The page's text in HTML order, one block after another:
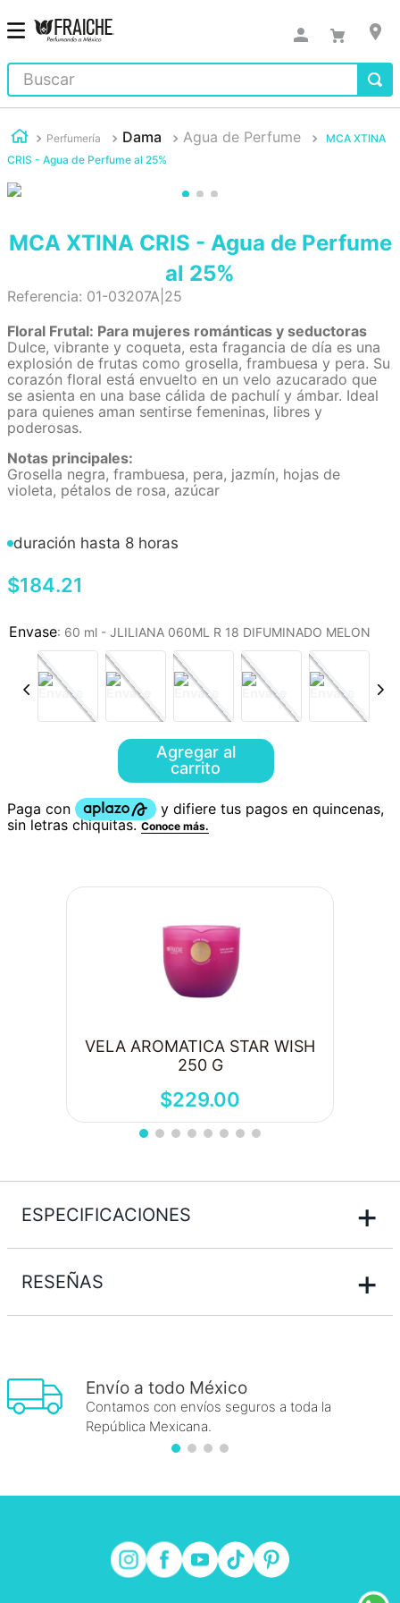
Buscar
Perfumería Dama Agua de Perfume
MCA XTINA
CRIS - Agua de Perfume al 25%
MCA XTINA CRIS - Agua de Perfume
al 25%
Referencia: 01-03207A|25
Floral Frutal: Para mujeres románticas y seductoras
Dulce, vibrante y coqueta, esta fragancia de día es una
explosión de frutas como grosella, frambuesa y pera. Su
corazón floral está envuelto en un velo azucarado que
se asienta en una base cálida de pachulí y ámbar. Ideal
para quienes aman sentirse femeninas, libres y
poderosas.
Notas principales:
Grosella negra, frambuesa, pera, jazmín, hojas de
violeta, pétalos de rosa, azúcar
duración hasta 8 horas
$184.21
: 60 ml - JLILIANA 060ML R 18 DIFUMINADO MELON
Agregar al
carrito
VELA AROMATICA STAR WISH
250 G
$229.00
ESPECIFICACIONES +
RESEÑAS +
Envío a todo México
Contamos con envíos seguros a toda la
República Mexicana.